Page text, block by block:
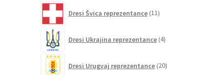
Dresi Švica reprezentance 11izdelkov
Dresi Ukrajina reprezentance 4izdelki
Dresi Urugvaj reprezentance 20izdelkov